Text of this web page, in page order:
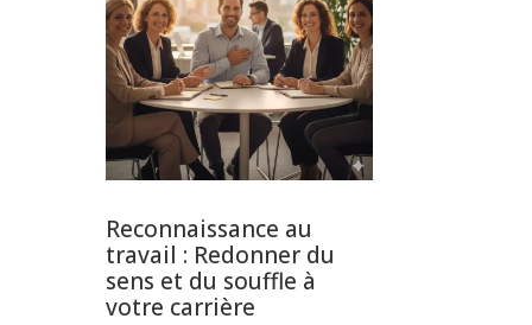
Reconnaissance au
travail : Redonner du
sens et du souffle à
votre carrière